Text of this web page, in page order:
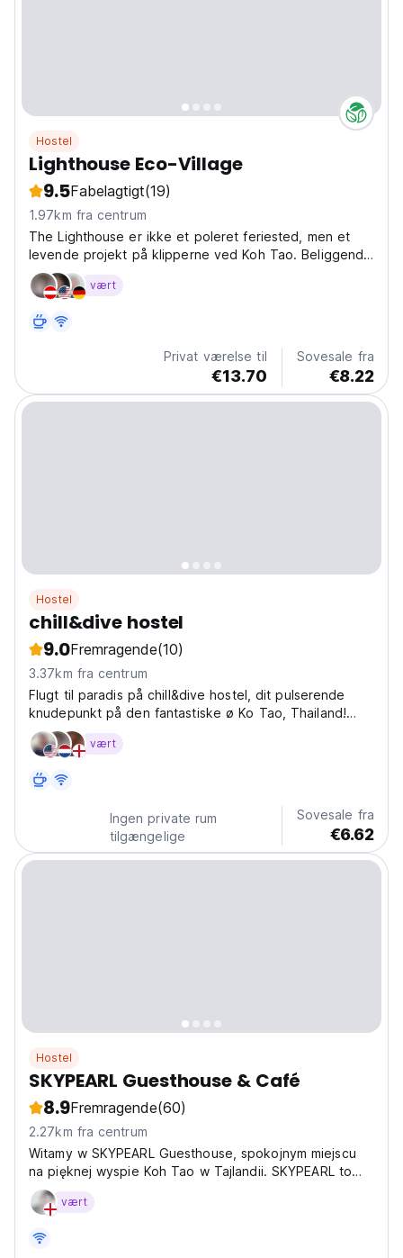
Hostel
Lighthouse Eco-Village
9.5Fabelagtigt(19)
1.97km fra centrum
The Lighthouse er ikke et poleret feriested, men et
levende projekt på klipperne ved Koh Tao. Beliggende
over havet og omgivet af jungle er det et sted, hvor
morgenerne begynder med yoga på dækket,
dagene...
vært
Privat værelse til
€13.70
Sovesale fra
€8.22
Hostel
chill&dive hostel
9.0Fremragende(10)
3.37km fra centrum
Flugt til paradis på chill&dive hostel, dit pulserende
knudepunkt på den fantastiske ø Ko Tao, Thailand!
Bare en kort bådtur fra Ko Pha-ngan kan du opleve
den ultimative ø-ferie. Forestil dig at dykke ned i
vært
Ingen private rum
tilgængelige
Sovesale fra
€6.62
Hostel
SKYPEARL Guesthouse & Café
8.9Fremragende(60)
2.27km fra centrum
Witamy w SKYPEARL Guesthouse, spokojnym miejscu
na pięknej wyspie Koh Tao w Tajlandii. SKYPEARL to
idealny wybór dla podróżnych, którzy chcą zwolnić
tempo, zrelaksować się i poczuć jak w domu. Jeśli
miejsc, nasz...
vært